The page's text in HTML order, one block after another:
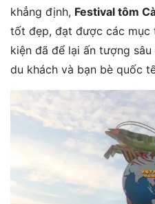
khẳng định, Festival tôm
tốt đẹp, đạt được các mục
kiện đã để lại ấn tượng
du khách và bạn bè quốc